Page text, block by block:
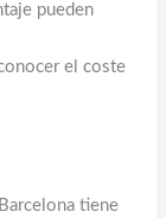
pueden
el coste
tiene